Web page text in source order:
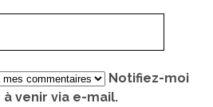
Notifiez-moi
venir via e-mail.